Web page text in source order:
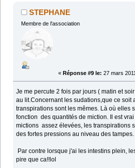
STEPHANE
Membre de l'association
« Réponse #9 le: 27 mars
Je me percute 2 fois par jours ( matin et
au lit.Concernant les sudations,que ce soit
transpirations sont les mêmes. Là où elles
fonction des quantités de miction. Il est
mictions assez élevées, les transpirations
des fortes pressions au niveau des tampes.
Par contre lorsque j'ai les intestins plein,
pire que ca!!lol